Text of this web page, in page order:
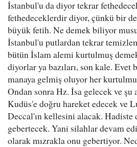
İstanbul'u da diyor tekrar
fethedeceklerdir diyor, çünkü bir
büyük fetih. Ne demek biliyor
İstanbul'u putlardan tekrar
bütün İslam alemi kurtulmuş
diyorlar ya bazıları, son kale. Evet
manaya gelmiş oluyor her
Ondan sonra Hz. İsa gelecek ve şu
Kudüs'e doğru hareket edecek ve
Deccal'ın kellesini alacak. Hadiste
gebertecek. Yani silahlar devam
olarak mızrakla onu gebertiyor.